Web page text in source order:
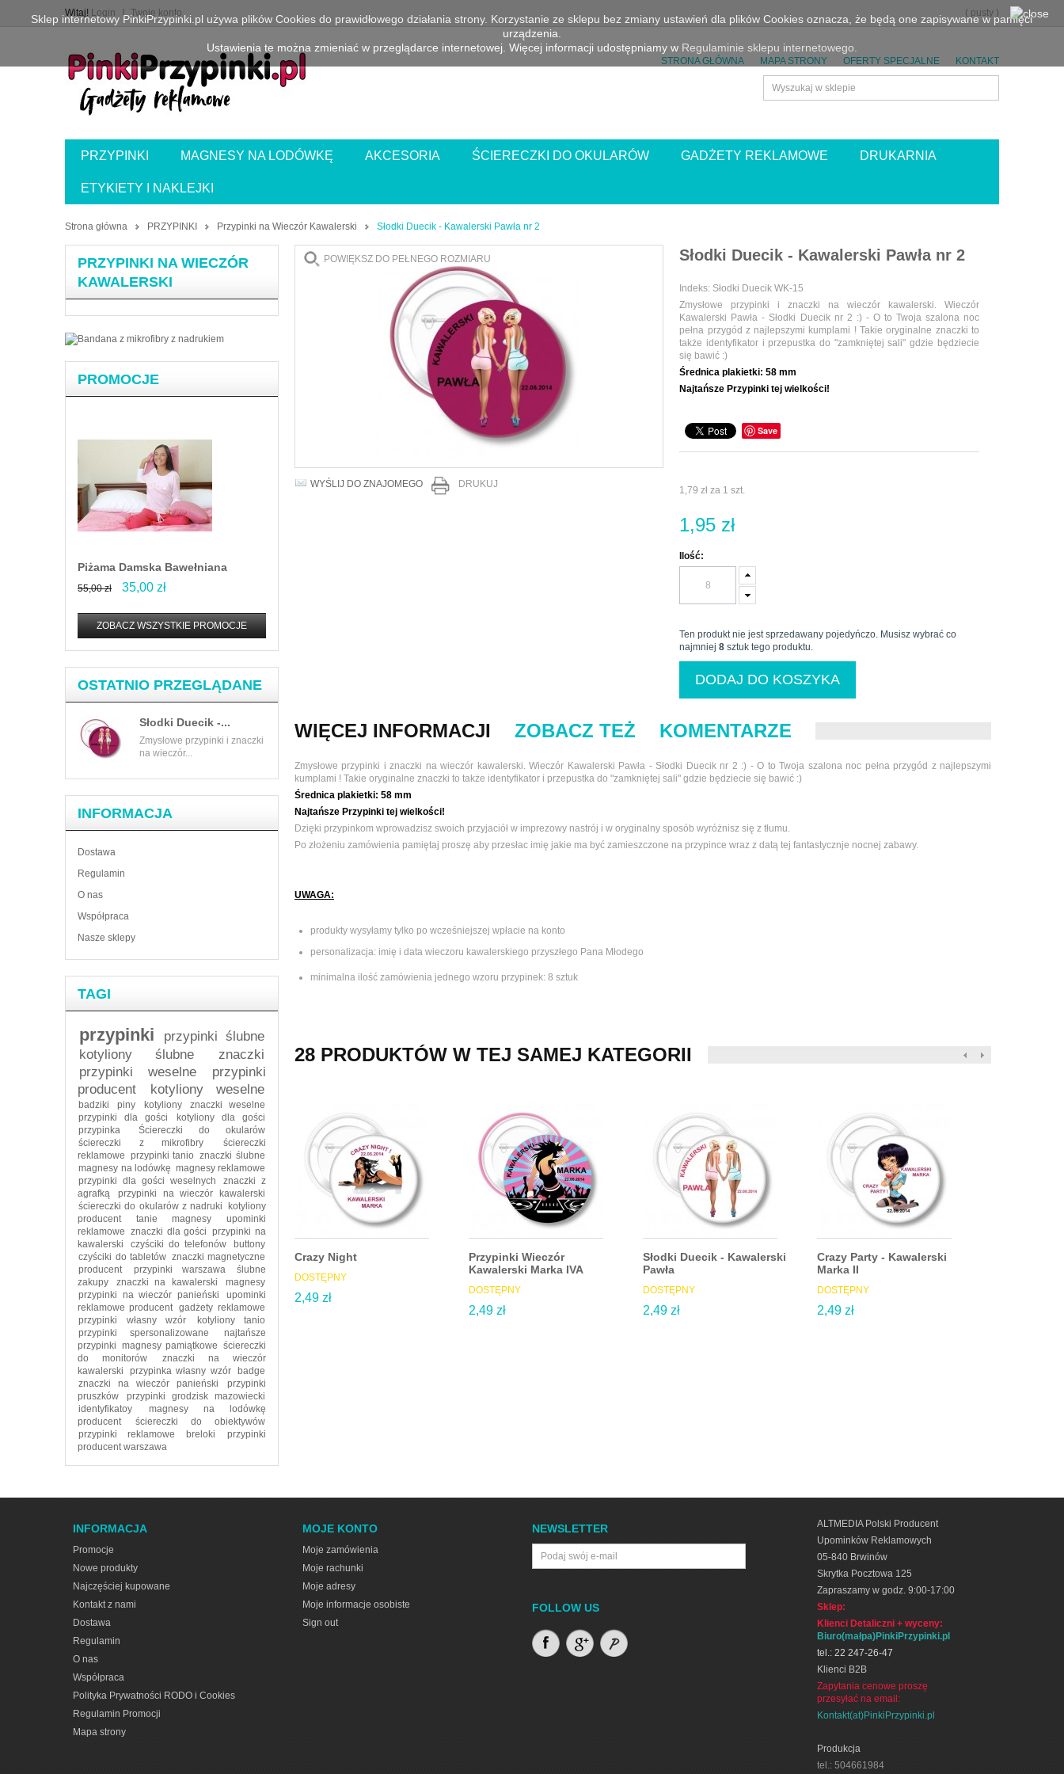
Witaj! Login Twoje konto ( pusty )
STRONA GŁÓWNA MAPA STRONY OFERTY SPECJALNE KONTAKT
PRZYPINKI MAGNESY NA LODÓWKĘ AKCESORIA ŚCIERECZKI DO OKULARÓW GADŻETY REKLAMOWE DRUKARNIA
ETYKIETY I NAKLEJKI
Strona główna PRZYPINKI Przypinki na Wieczór Kawalerski Słodki Duecik - Kawalerski Pawła nr 2
PRZYPINKI NA WIECZÓR
KAWALERSKI
PROMOCJE
Piżama Damska Bawełniana
55,00 zł 35,00 zł
ZOBACZ WSZYSTKIE PROMOCJE
OSTATNIO PRZEGLĄDANE
Słodki Duecik -...
Zmysłowe przypinki i znaczki
na wieczór...
INFORMACJA
Dostawa
Regulamin
O nas
Współpraca
Nasze sklepy
TAGI
przypinki
przypinki ślubne
kotyliony ślubne
znaczki
przypinki weselne
przypinki
producent
kotyliony weselne
badziki piny kotyliony
znaczki weselne
przypinki dla gości
kotyliony dla gości
przypinka
Ściereczki do okularów
ściereczki z mikrofibry
ściereczki
reklamowe przypinki tanio znaczki ślubne
magnesy na lodówkę magnesy reklamowe
przypinki dla gości weselnych
znaczki z
agrafką
przypinki na wieczór kawalerski
ściereczki do okularów z nadruki kotyliony
producent
tanie magnesy
upominki
reklamowe znaczki dla gości przypinki na
kawalerski
czyściki do telefonów
buttony
czyściki do tabletów znaczki magnetyczne
producent
przypinki warszawa
ślubne
zakupy
znaczki na kawalerski
magnesy
przypinki na wieczór panieński
upominki
reklamowe producent gadżety reklamowe
przypinki własny wzór
kotyliony tanio
przypinki spersonalizowane
najtańsze
przypinki magnesy pamiątkowe ściereczki
do monitorów
znaczki na wieczór
kawalerski
przypinka własny wzór badge
znaczki na wieczór panieński
przypinki
pruszków
przypinki grodzisk mazowiecki
identyfikatoy
magnesy na lodówkę
producent
ściereczki do obiektywów
przypinki reklamowe
breloki
przypinki
producent warszawa
POWIĘKSZ DO PEŁNEGO ROZMIARU
WYŚLIJ DO ZNAJOMEGO DRUKUJ
Słodki Duecik - Kawalerski Pawła nr 2
Indeks: Słodki Duecik WK-15
Zmysłowe przypinki i znaczki na wieczór kawalerski. Wieczór
Kawalerski Pawła - Słodki Duecik nr 2 :) - O to Twoja szalona noc
pełna przygód z najlepszymi kumplami ! Takie oryginalne znaczki to
także identyfikator i przepustka do "zamkniętej sali" gdzie będziecie
się bawić :)
Średnica plakietki: 58 mm
Najtańsze Przypinki tej wielkości!
Save
1,79 zł za 1 szt.
1,95 zł
Ilość:
Ten produkt nie jest sprzedawany pojedyńczo. Musisz wybrać co
najmniej8 sztuk tego produktu.
WIĘCEJ INFORMACJI ZOBACZ TEŻ KOMENTARZE
Zmysłowe przypinki i znaczki na wieczór kawalerski. Wieczór Kawalerski Pawła - Słodki Duecik nr 2 :) - O to Twoja szalona noc pełna przygód z najlepszymi
kumplami ! Takie oryginalne znaczki to także identyfikator i przepustka do "zamkniętej sali" gdzie będziecie się bawić :)
Średnica plakietki: 58 mm
Najtańsze Przypinki tej wielkości!
Dzięki przypinkom wprowadzisz swoich przyjaciół w imprezowy nastrój i w oryginalny sposób wyróżnisz się z tłumu.
Po złożeniu zamówienia pamiętaj proszę aby przesłac imię jakie ma być zamieszczone na przypince wraz z datą tej fantastycznje nocnej zabawy.
UWAGA:
produkty wysyłamy tylko po wcześniejszej wpłacie na konto
personalizacja: imię i data wieczoru kawalerskiego przyszłego Pana Młodego
minimalna ilość zamówienia jednego wzoru przypinek: 8 sztuk
28 PRODUKTÓW W TEJ SAMEJ KATEGORII
Crazy Night
DOSTĘPNY
2,49 zł
Przypinki Wieczór
Kawalerski Marka IVA
DOSTĘPNY
2,49 zł
Słodki Duecik - Kawalerski
Pawła
DOSTĘPNY
2,49 zł
Crazy Party - Kawalerski
Marka II
DOSTĘPNY
2,49 zł
INFORMACJA
Promocje
Nowe produkty
Najczęściej kupowane
Kontakt z nami
Dostawa
Regulamin
O nas
Współpraca
Polityka Prywatności RODO i Cookies
Regulamin Promocji
Mapa strony
MOJE KONTO
Moje zamówienia
Moje rachunki
Moje adresy
Moje informacje osobiste
Sign out
NEWSLETTER
FOLLOW US
ALTMEDIA Polski Producent
Upominków Reklamowych
05-840 Brwinów
Skrytka Pocztowa 125
Zapraszamy w godz. 9:00-17:00
Sklep:
Klienci Detaliczni + wyceny:
Biuro(małpa)PinkiPrzypinki.pl
tel.: 22 247-26-47
Klienci B2B
Zapytania cenowe proszę
przesyłać na email:
Kontakt(at)PinkiPrzypinki.pl
Produkcja
tel.: 504661984
Sklep internetowy PinkiPrzypinki.pl używa plików Cookies do prawidłowego działania strony. Korzystanie ze sklepu bez zmiany ustawień dla plików Cookies oznacza, że będą one zapisywane w pamięci
urządzenia.
Ustawienia te można zmieniać w przeglądarce internetowej. Więcej informacji udostępniamy w Regulaminie sklepu internetowego.